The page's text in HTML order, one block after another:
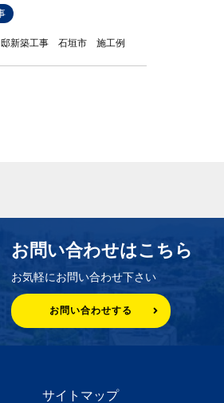
新築工事 石垣市 施工例
お問い合わせはこちら
お気軽にお問い合わせ下さい
お問い合わせする
サイトマップ